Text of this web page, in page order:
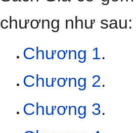
chương như sau:
Chương 1.
Chương 2.
Chương 3.